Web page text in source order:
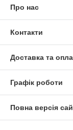
Про нас
Контакти
Доставка та
Графік роботи
Повна версія